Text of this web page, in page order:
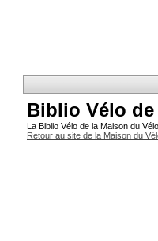
Biblio Vélo
La Biblio Vélo de la Maison du
Retour au site de la Maison du